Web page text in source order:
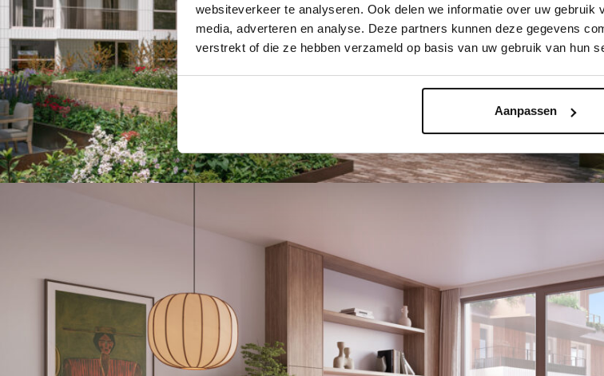
websiteverkeer te analyseren. Ook delen we informatie over uw
media, adverteren en analyse. Deze partners kunnen deze gegevens
verstrekt of die ze hebben verzameld op basis van uw gebruik van hun
Aanpassen